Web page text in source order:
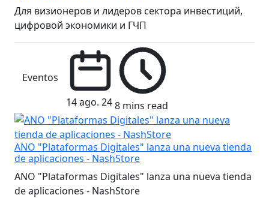
Для визионеров и лидеров сектора инвестиций,
цифровой экономики и ГЧП
Eventos
14 ago. 248 mins read
ANO "Plataformas Digitales" lanza una nueva tienda
de aplicaciones - NashStore
ANO "Plataformas Digitales" lanza una nueva tienda
de aplicaciones - NashStore